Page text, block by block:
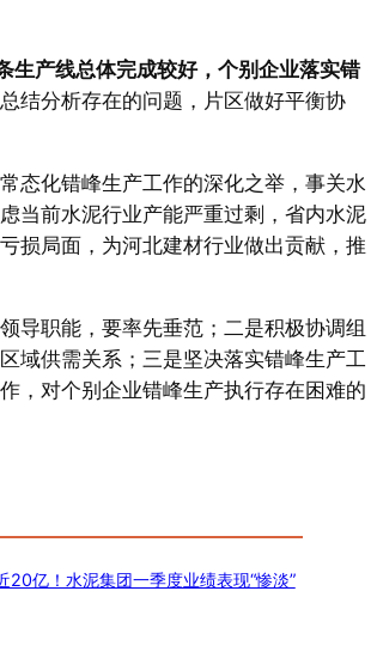
生产线总体完成较好，个别企业落实错
结分析存在的问题，片区做好平衡协
态化错峰生产工作的深化之举，事关水
当前水泥行业产能严重过剩，省内水泥
损局面，为河北建材行业做出贡献，推
导职能，要率先垂范；二是积极协调组
域供需关系；三是坚决落实错峰生产工
，对个别企业错峰生产执行存在困难的
20亿！水泥集团一季度业绩表现“惨淡”